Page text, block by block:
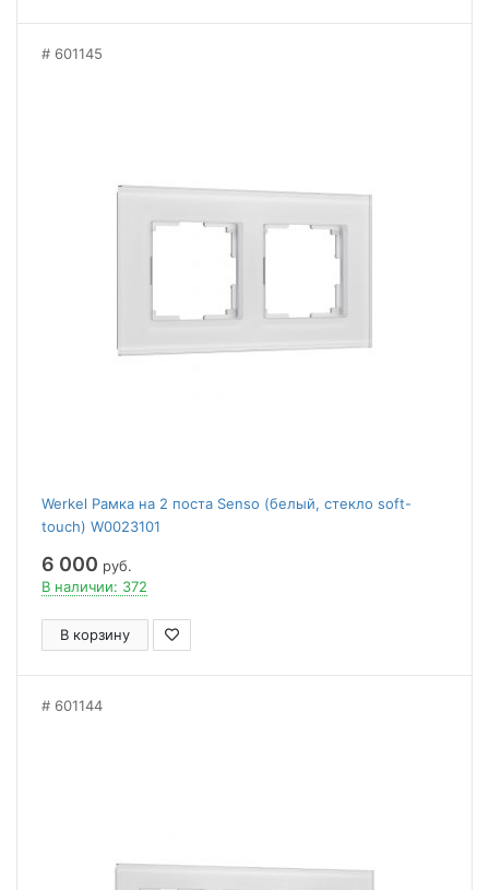
601145
Werkel Рамка на 2 поста Senso (белый, стекло soft-
touch) W0023101
6 000 руб.
В наличии: 372
В корзину
601144